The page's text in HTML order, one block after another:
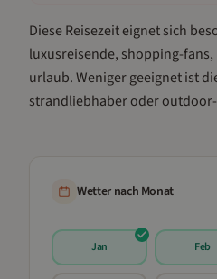
Diese Reisezeit eignet sich
luxusreisende, shopping-
urlaub.Weniger geeignet ist
strandliebhaber oder
Wetter nach Monat
Jan Feb